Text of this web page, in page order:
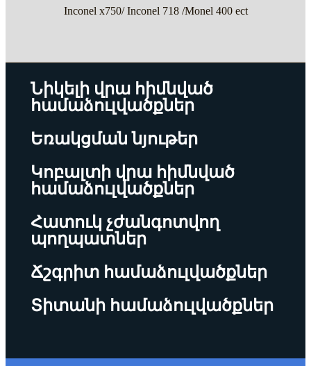
Inconel x750/ Inconel 718 /Monel 400 ect
Նիկելի վրա հիմնված
համաձուլվածքներ
Եռակցման նյութեր
Կոբալտի վրա հիմնված
համաձուլվածքներ
Հատուկ չժանգոտվող
պողպատներ
Ճշգրիտ համաձուլվածքներ
Տիտանի համաձուլվածքներ